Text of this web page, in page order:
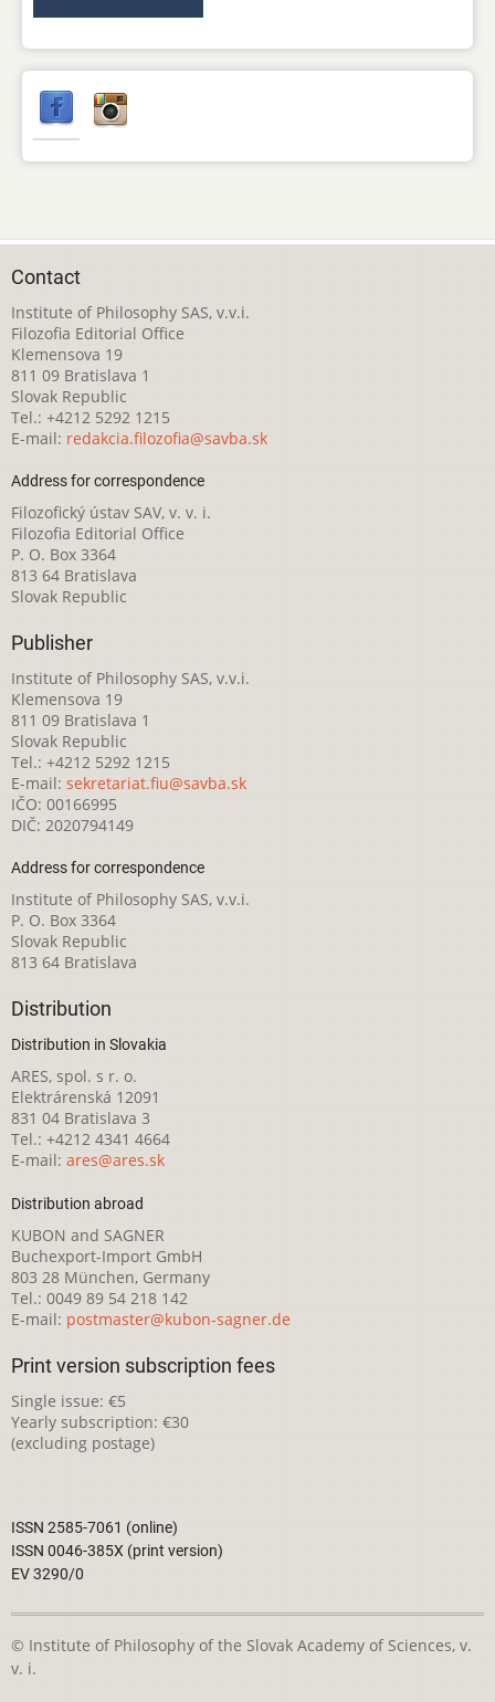
Contact
Institute of Philosophy SAS, v.v.i.
Filozofia Editorial Office
Klemensova 19
811 09 Bratislava 1
Slovak Republic
Tel.: +4212 5292 1215
E-mail: redakcia.filozofia@savba.sk
Address for correspondence
Filozofický ústav SAV, v. v. i.
Filozofia Editorial Office
P. O. Box 3364
813 64 Bratislava
Slovak Republic
Publisher
Institute of Philosophy SAS, v.v.i.
Klemensova 19
811 09 Bratislava 1
Slovak Republic
Tel.: +4212 5292 1215
E-mail: sekretariat.fiu@savba.sk
IČO: 00166995
DIČ: 2020794149
Address for correspondence
Institute of Philosophy SAS, v.v.i.
P. O. Box 3364
Slovak Republic
813 64 Bratislava
Distribution
Distribution in Slovakia
ARES, spol. s r. o.
Elektrárenská 12091
831 04 Bratislava 3
Tel.: +4212 4341 4664
E-mail: ares@ares.sk
Distribution abroad
KUBON and SAGNER
Buchexport-Import GmbH
803 28 München, Germany
Tel.: 0049 89 54 218 142
E-mail: postmaster@kubon-sagner.de
Print version subscription fees
Single issue: €5
Yearly subscription: €30
(excluding postage)
ISSN 2585-7061 (online)
ISSN 0046-385X (print version)
EV 3290/0
© Institute of Philosophy of the Slovak Academy of Sciences, v.
v. i.